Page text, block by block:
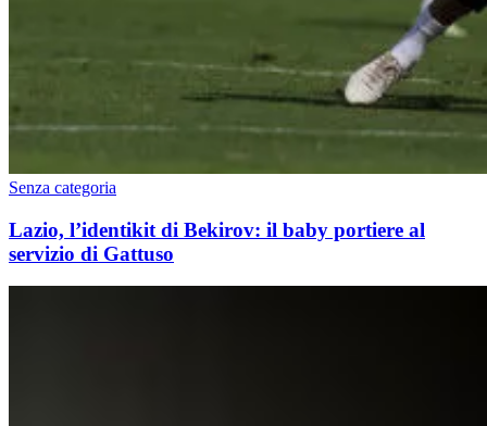
Senza categoria
Lazio, l’identikit di Bekirov: il baby portiere al
servizio di Gattuso